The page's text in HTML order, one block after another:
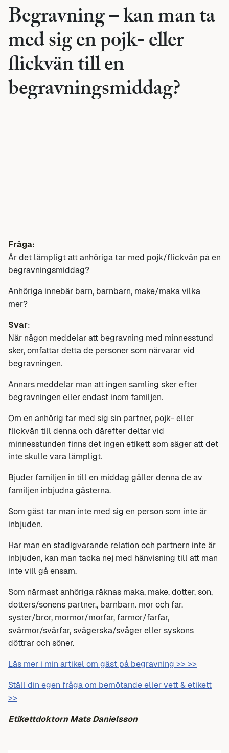
Begravning – kan man ta
med sig en pojk- eller
flickvän till en
begravningsmiddag?
Fråga:
Är det lämpligt att anhöriga tar med pojk/flickvän på en
begravningsmiddag?
Anhöriga innebär barn, barnbarn, make/maka vilka
mer?
Svar:
När någon meddelar att begravning med minnesstund
sker, omfattar detta de personer som närvarar vid
begravningen.
Annars meddelar man att ingen samling sker efter
begravningen eller endast inom familjen.
Om en anhörig tar med sig sin partner, pojk- eller
flickvän till denna och därefter deltar vid
minnesstunden finns det ingen etikett som säger att det
inte skulle vara lämpligt.
Bjuder familjen in till en middag gäller denna de av
familjen inbjudna gästerna.
Som gäst tar man inte med sig en person som inte är
inbjuden.
Har man en stadigvarande relation och partnern inte är
inbjuden, kan man tacka nej med hänvisning till att man
inte vill gå ensam.
Som närmast anhöriga räknas maka, make, dotter, son,
dotters/sonens partner., barnbarn. mor och far.
syster/bror, mormor/morfar, farmor/farfar,
svärmor/svärfar, svägerska/svåger eller syskons
döttrar och söner.
Läs mer i min artikel om gäst på begravning >> >>
Ställ din egen fråga om bemötande eller vett & etikett
>>
Etikettdoktorn Mats Danielsson